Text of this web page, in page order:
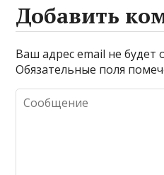
Добавить
Ваш адрес email не будет
Обязательные поля